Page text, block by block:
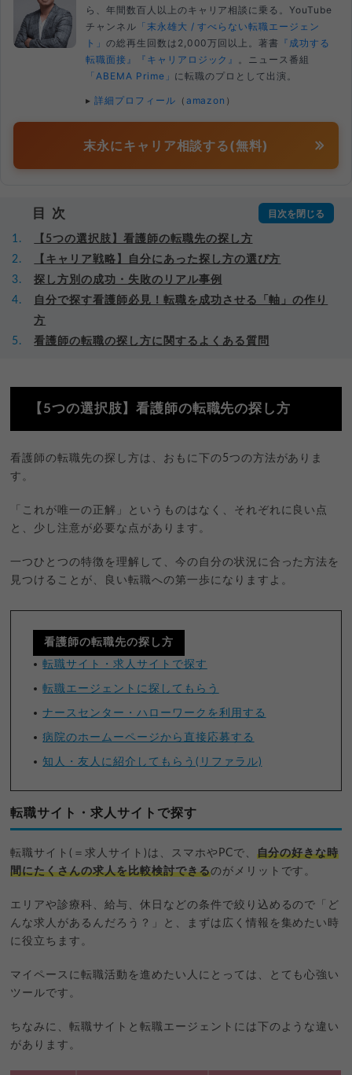
ら、年間数百人以上のキャリア相談に乗る。YouTube
チャンネル 「末永雄大 / すべらない転職エージェン
ト」 の総再生回数は2,000万回以上。著書 『成功する
転職面接』
『キャリアロジック』
。ニュース番組
「ABEMA Prime」 に転職のプロとして出演。
▸ 詳細プロフィール （ amazon ）
末永にキャリア相談する(無料)
目次
【5つの選択肢】看護師の転職先の探し方
【キャリア戦略】自分にあった探し方の選び方
探し方別の成功・失敗のリアル事例
自分で探す看護師必見！転職を成功させる「軸」の作り
方
看護師の転職の探し方に関するよくある質問
【5つの選択肢】看護師の転職先の探し方
看護師の転職先の探し方は、おもに下の5つの方法がありま
す。
「これが唯一の正解」というものはなく、それぞれに良い点
と、少し注意が必要な点があります。
一つひとつの特徴を理解して、今の自分の状況に合った方法を
見つけることが、良い転職への第一歩になりますよ。
看護師の転職先の探し方
転職サイト・求人サイトで探す
転職エージェントに探してもらう
ナースセンター・ハローワークを利用する
病院のホームーページから直接応募する
知人・友人に紹介してもらう(リファラル)
転職サイト・求人サイトで探す
転職サイト(＝求人サイト)は、スマホやPCで、 自分の好きな時
間にたくさんの求人を比較検討できるのがメリットです。
エリアや診療科、給与、休日などの条件で絞り込めるので「ど
んな求人があるんだろう？」と、まずは広く情報を集めたい時
に役立ちます。
マイペースに転職活動を進めたい人にとっては、とても心強い
ツールです。
ちなみに、転職サイトと転職エージェントには下のような違い
があります。